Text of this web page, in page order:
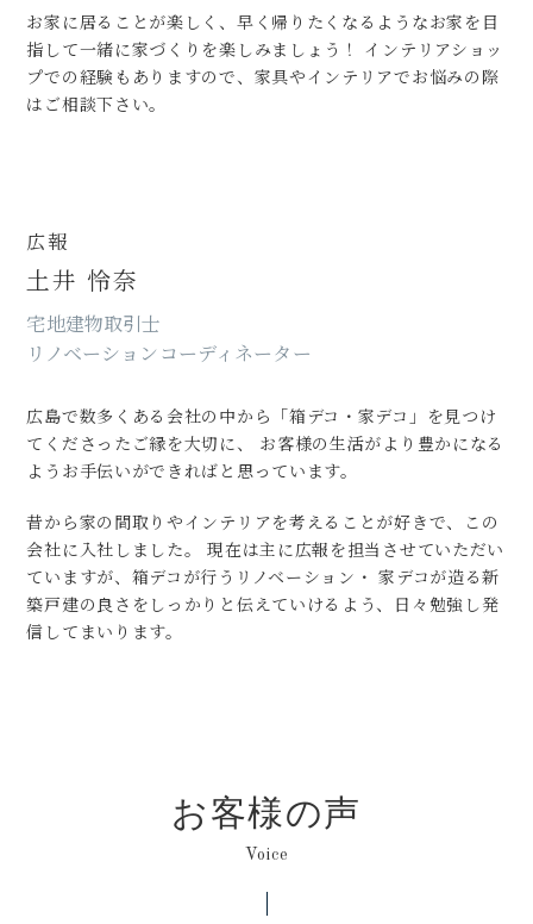
お家に居ることが楽しく、早く帰りたくなるようなお家を目
指して一緒に家づくりを楽しみましょう！ インテリアショッ
プでの経験もありますので、家具やインテリアでお悩みの際
はご相談下さい。
広報
土井 怜奈
宅地建物取引士
リノベーションコーディネーター
広島で数多くある会社の中から「箱デコ・家デコ」を見つけ
てくださったご縁を大切に、 お客様の生活がより豊かになる
ようお手伝いができればと思っています。
昔から家の間取りやインテリアを考えることが好きで、この
会社に入社しました。 現在は主に広報を担当させていただい
ていますが、箱デコが行うリノベーション・ 家デコが造る新
築戸建の良さをしっかりと伝えていけるよう、日々勉強し発
信してまいります。
お客様の声
Voice